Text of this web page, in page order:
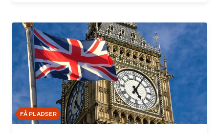
FÅ PLADSER